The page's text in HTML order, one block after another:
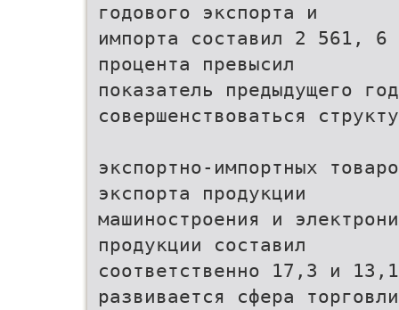
годового экспорта и
импорта составил 2 561,
процента превысил
показатель предыдущего
совершенствоваться
экспортно-импортных
экспорта продукции
машиностроения и
продукции составил
соответственно 17,3 и
развивается сфера торговли